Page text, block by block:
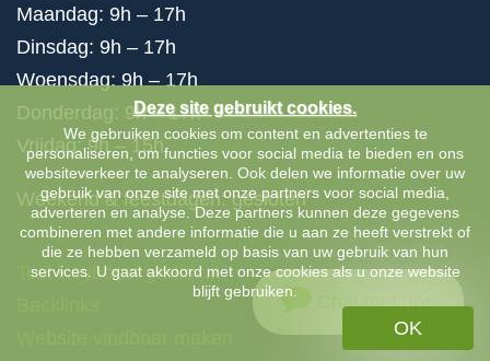
Maandag: 9h – 17h
Dinsdag: 9h – 17h
Woensdag: 9h – 17h
Donderdag: 9h – 17h
Vrijdag: 9h – 15h
Weekend & feestdagen: gesloten
Test Keyboost gratis uit
Chat met ons
Deze site gebruikt cookies.
We gebruiken cookies om content en advertenties te
personaliseren, om functies voor social media te bieden en ons
websiteverkeer te analyseren. Ook delen we informatie over uw
gebruik van onze site met onze partners voor social media,
adverteren en analyse. Deze partners kunnen deze gegevens
combineren met andere informatie die u aan ze heeft verstrekt of
die ze hebben verzameld op basis van uw gebruik van hun
services. U gaat akkoord met onze cookies als u onze website
blijft gebruiken.
OK